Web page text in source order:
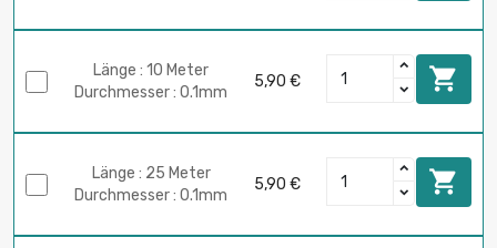
Länge : 10 Meter
Durchmesser : 0.1mm
5,90 € 
Länge : 25 Meter
Durchmesser : 0.1mm
5,90 € 